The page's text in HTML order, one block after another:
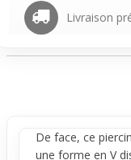
Livraison
De face, ce
une forme en V